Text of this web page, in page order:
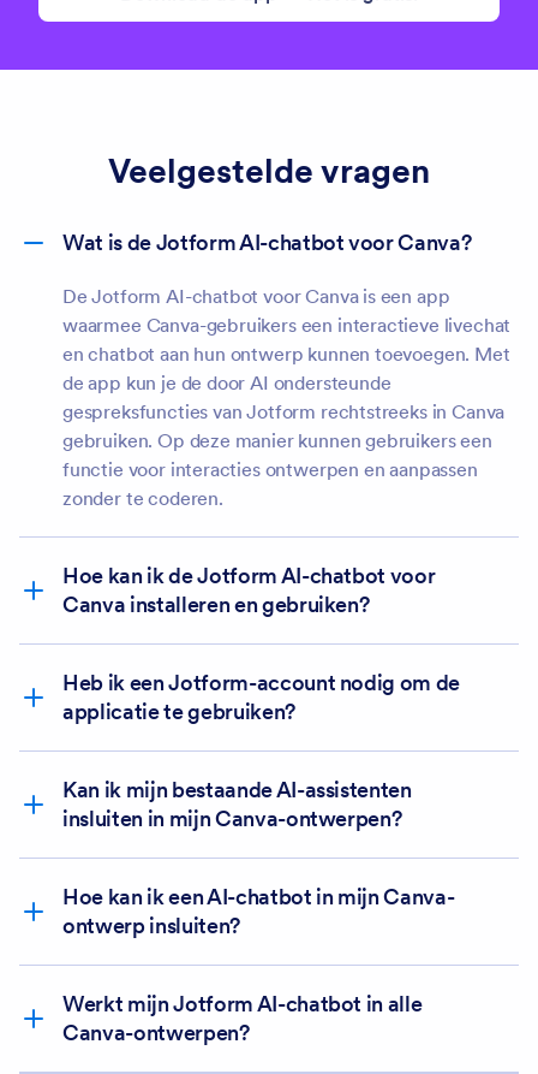
Veelgestelde vragen
Wat is de Jotform AI-chatbot voor Canva?
De Jotform AI-chatbot voor Canva is een app
waarmee Canva-gebruikers een interactieve livechat
en chatbot aan hun ontwerp kunnen toevoegen. Met
de app kun je de door AI ondersteunde
gespreksfuncties van Jotform rechtstreeks in Canva
gebruiken. Op deze manier kunnen gebruikers een
functie voor interacties ontwerpen en aanpassen
zonder te coderen.
Hoe kan ik de Jotform AI-chatbot voor
Canva installeren en gebruiken?
Gebruiken in bestaand
ontwerp
Gebruiken in nieuw ontwerp
Koppelen
Heb ik een Jotform-account nodig om de
applicatie te gebruiken?
Kan ik mijn bestaande AI-assistenten
insluiten in mijn Canva-ontwerpen?
Hoe kan ik een AI-chatbot in mijn Canva-
ontwerp insluiten?
Werkt mijn Jotform AI-chatbot in alle
Canva-ontwerpen?